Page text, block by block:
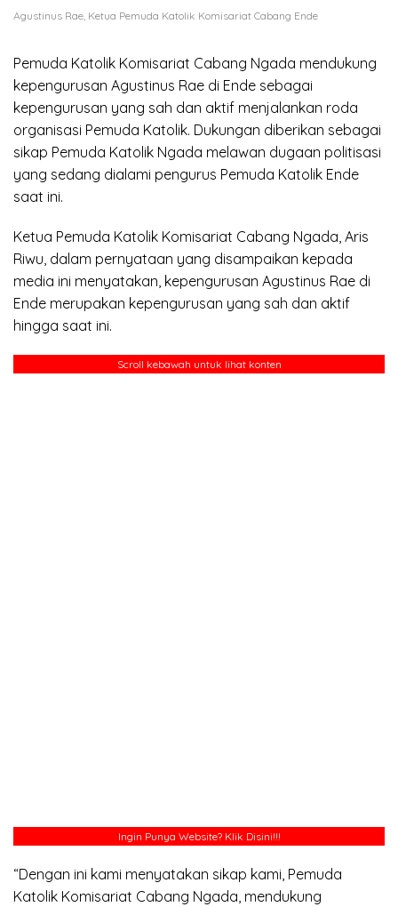
Agustinus Rae, Ketua Pemuda Katolik Komisariat Cabang Ende
Pemuda Katolik Komisariat Cabang Ngada mendukung
kepengurusan Agustinus Rae di Ende sebagai
kepengurusan yang sah dan aktif menjalankan roda
organisasi Pemuda Katolik. Dukungan diberikan sebagai
sikap Pemuda Katolik Ngada melawan dugaan politisasi
yang sedang dialami pengurus Pemuda Katolik Ende
saat ini.
Ketua Pemuda Katolik Komisariat Cabang Ngada, Aris
Riwu, dalam pernyataan yang disampaikan kepada
media ini menyatakan, kepengurusan Agustinus Rae di
Ende merupakan kepengurusan yang sah dan aktif
hingga saat ini.
Scroll kebawah untuk lihat konten
Ingin Punya Website?Klik Disini!!!
“Dengan ini kami menyatakan sikap kami, Pemuda
Katolik Komisariat Cabang Ngada, mendukung